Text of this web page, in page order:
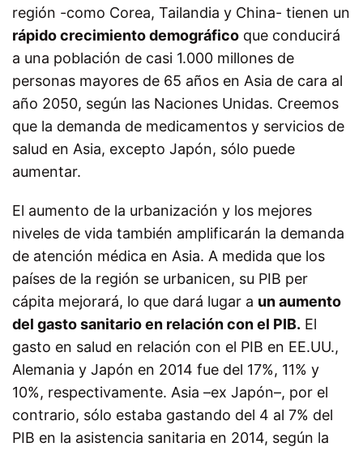
región -como Corea, Tailandia y China- tienen un
rápido crecimiento demográfico que conducirá
a una población de casi 1.000 millones de
personas mayores de 65 años en Asia de cara al
año 2050, según las Naciones Unidas. Creemos
que la demanda de medicamentos y servicios de
salud en Asia, excepto Japón, sólo puede
aumentar.
El aumento de la urbanización y los mejores
niveles de vida también amplificarán la demanda
de atención médica en Asia. A medida que los
países de la región se urbanicen, su PIB per
cápita mejorará, lo que dará lugar a un aumento
del gasto sanitario en relación con el PIB. El
gasto en salud en relación con el PIB en EE.UU.,
Alemania y Japón en 2014 fue del 17%, 11% y
10%, respectivamente. Asia –ex Japón–, por el
contrario, sólo estaba gastando del 4 al 7% del
PIB en la asistencia sanitaria en 2014, según la